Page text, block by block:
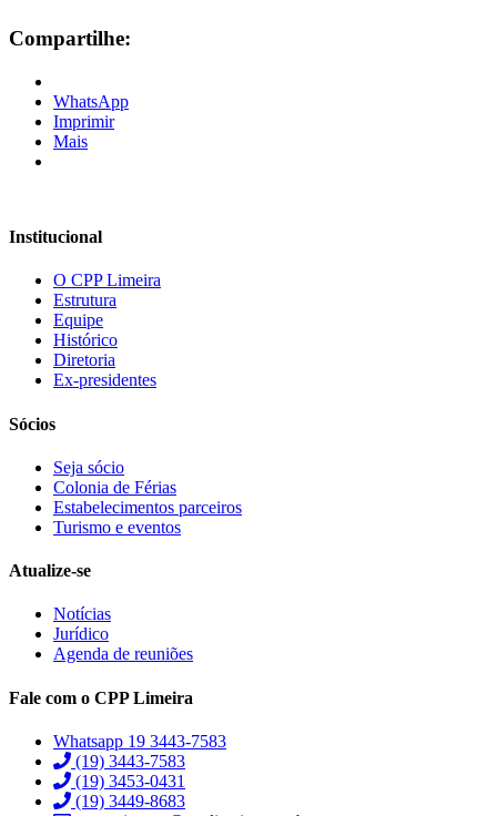
Compartilhe:
WhatsApp
Imprimir
Mais
Institucional
O CPP Limeira
Estrutura
Equipe
Histórico
Diretoria
Ex-presidentes
Sócios
Seja sócio
Colonia de Férias
Estabelecimentos parceiros
Turismo e eventos
Atualize-se
Notícias
Jurídico
Agenda de reuniões
Fale com o CPP Limeira
Whatsapp 19 3443-7583
(19) 3443-7583
(19) 3453-0431
(19) 3449-8683